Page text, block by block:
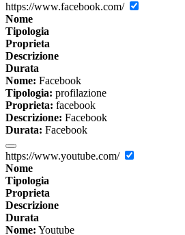
https://www.facebook.com/
Nome
Tipologia
Proprieta
Descrizione
Durata
Nome: Facebook
Tipologia: profilazione
Proprieta: facebook
Descrizione: Facebook
Durata: Facebook
https://www.youtube.com/
Nome
Tipologia
Proprieta
Descrizione
Durata
Nome: Youtube